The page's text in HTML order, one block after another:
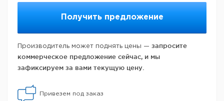
Получить предложение
Производитель может поднять цены — запросите
коммерческое предложение сейчас, и мы
зафиксируем за вами текущую цену.
Привезем под заказ